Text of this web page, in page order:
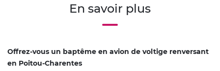
En savoir plus
Offrez-vous un baptême en avion de voltige renversant
en Poitou-Charentes